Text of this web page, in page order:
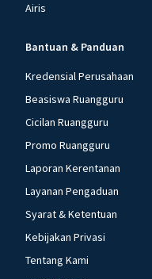
Airis
Bantuan & Panduan
Kredensial Perusahaan
Beasiswa Ruangguru
Cicilan Ruangguru
Promo Ruangguru
Laporan Kerentanan
Layanan Pengaduan
Syarat & Ketentuan
Kebijakan Privasi
Tentang Kami